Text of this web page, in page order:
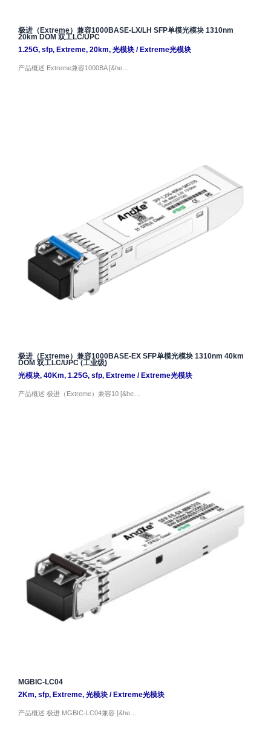
极进（Extreme）兼容1000BASE-LX/LH SFP单模光模块 1310nm
20km DOM 双工LC/UPC
1.25G, sfp, Extreme, 20km, 光模块/Extreme光模块
产品概述 Extreme兼容1000BA [&he…
极进（Extreme）兼容1000BASE-EX SFP单模光模块 1310nm 40km
DOM 双工LC/UPC (工业级)
光模块, 40Km, 1.25G, sfp, Extreme/ Extreme光模块
产品概述 极进（Extreme）兼容10 [&he…
MGBIC-LC04
2Km, sfp, Extreme, 光模块/ Extreme光模块
产品概述 极进 MGBIC-LC04兼容 [&he…